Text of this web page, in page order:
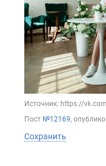
Источник: https://
Пост №12169,
Сохранить